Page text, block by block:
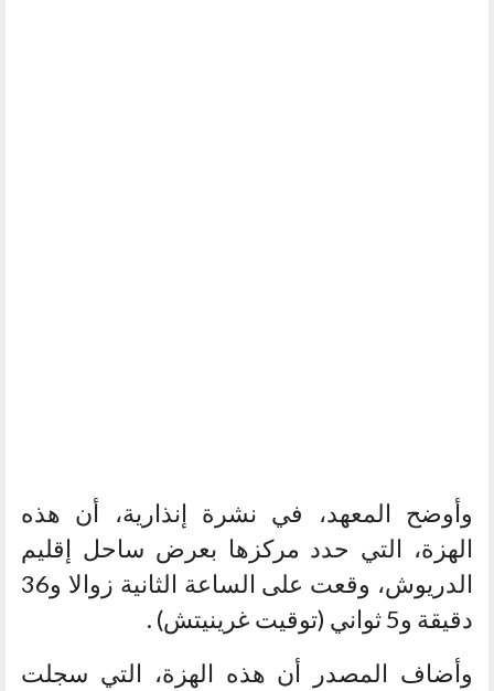
وأوضح المعهد، في نشرة إنذارية، أن هذه
الهزة، التي حدد مركزها بعرض ساحل إقليم
الدريوش، وقعت على الساعة الثانية زوالا و36
دقيقة و5 ثواني (توقيت غرينيتش) .
وأضاف المصدر أن هذه الهزة، التي سجلت